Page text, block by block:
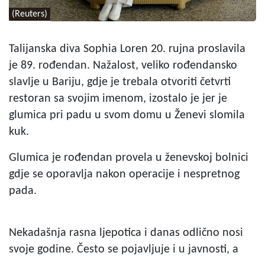
(Reuters)
Talijanska diva Sophia Loren 20. rujna proslavila
je 89. rođendan. Nažalost, veliko rođendansko
slavlje u Bariju, gdje je trebala otvoriti četvrti
restoran sa svojim imenom, izostalo je jer je
glumica pri padu u svom domu u Ženevi slomila
kuk.
Glumica je rođendan provela u ženevskoj bolnici
gdje se oporavlja nakon operacije i nespretnog
pada.
Nekadašnja rasna ljepotica i danas odlično nosi
svoje godine. Često se pojavljuje i u javnosti, a